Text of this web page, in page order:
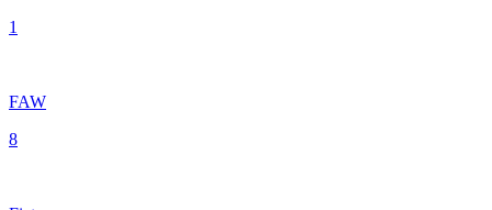
1
FAW
8